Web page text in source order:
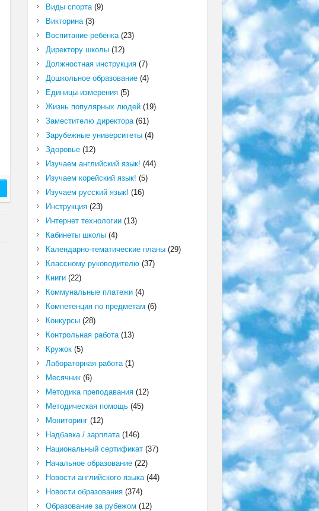
Виды спорта(9)
Викторина(3)
Воспитание ребёнка(23)
Директору школы(12)
Должностная инструкция(7)
Дошкольное образование(4)
Единицы измерения(5)
Жизнь популярных людей(19)
Заместителю директора(61)
Зарубежные университеты(4)
Здоровье(12)
Изучаем английский язык! (44)
Изучаем корейский язык! (5)
Изучаем русский язык! (16)
Инструкция(23)
Интернет технологии(13)
Кабинеты школы(4)
Календарно-тематические планы(29)
Классному руководителю(37)
Книги(22)
Коммунальные платежи(4)
Компетенция по предметам (6)
Конкурсы(28)
Контрольная работа(13)
Кружок(5)
Лабораторная работа(1)
Месячник(6)
Методика преподавания(12)
Методическая помощь(45)
Мониторинг(12)
Надбавка / зарплата(146)
Национальный сертификат(37)
Начальное образование(22)
Новости английского языка(44)
Новости образования(374)
Образование за рубежом (12)